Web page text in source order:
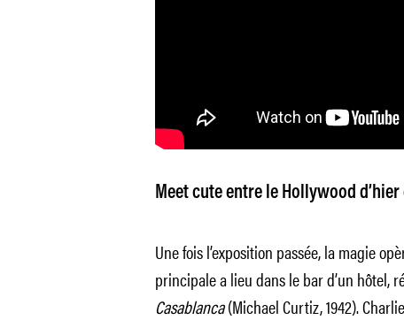
Meet cute entre le Hollywood d’hier
Une fois l’exposition passée, la magie
principale a lieu dans le bar d’un hôtel,
Casablanca(Michael Curtiz, 1942).